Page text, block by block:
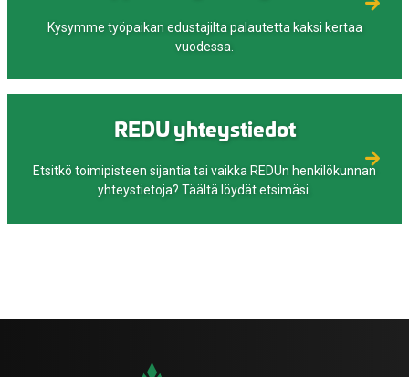
Kysymme työpaikan edustajilta palautetta kaksi kertaa
vuodessa.
REDU yhteystiedot
Etsitkö toimipisteen sijantia tai vaikka REDUn henkilökunnan
yhteystietoja? Täältä löydät etsimäsi.